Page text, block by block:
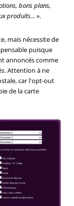
bons plans,
produits... ».
mais nécessite de
puisque
annoncés comme
Attention à ne
car l'opt-out
de la carte